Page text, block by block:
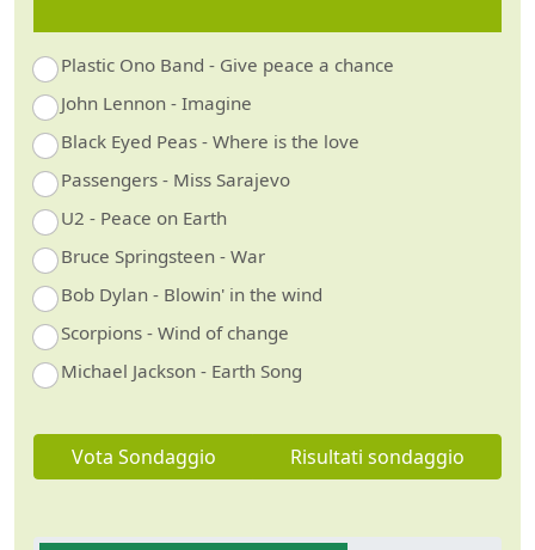
Plastic Ono Band - Give peace a chance
John Lennon - Imagine
Black Eyed Peas - Where is the love
Passengers - Miss Sarajevo
U2 - Peace on Earth
Bruce Springsteen - War
Bob Dylan - Blowin' in the wind
Scorpions - Wind of change
Michael Jackson - Earth Song
Vota Sondaggio Risultati sondaggio